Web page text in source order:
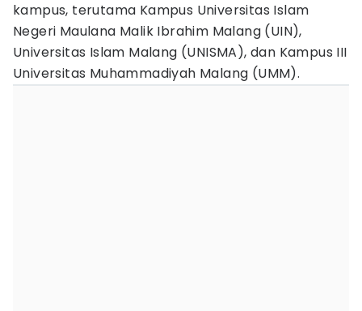
kampus, terutama Kampus Universitas Islam
Negeri Maulana Malik Ibrahim Malang (UIN),
Universitas Islam Malang (UNISMA), dan Kampus III
Universitas Muhammadiyah Malang (UMM).